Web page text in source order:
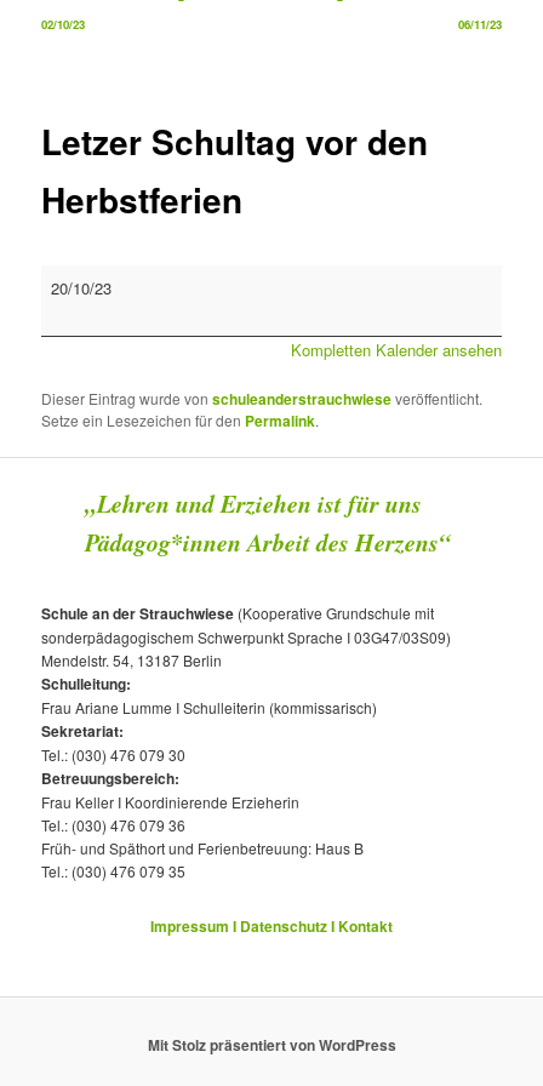
02/10/23 06/11/23
Letzer Schultag vor den
Herbstferien
Schultag
20/10/23
Kompletten Kalender ansehen
Dieser Eintrag wurde vonschuleanderstrauchwieseveröffentlicht.
Setze ein Lesezeichen für den Permalink.
„Lehren und Erziehen ist für uns
Pädagog*innen Arbeit des Herzens“
Schule an der Strauchwiese (Kooperative Grundschule mit
sonderpädagogischem Schwerpunkt Sprache I 03G47/03S09)
Mendelstr. 54, 13187 Berlin
Schulleitung:
Frau Ariane Lumme I Schulleiterin (kommissarisch)
Sekretariat:
Tel.: (030) 476 079 30
Betreuungsbereich:
Frau Keller I Koordinierende Erzieherin
Tel.: (030) 476 079 36
Früh- und Späthort und Ferienbetreuung: Haus B
Tel.: (030) 476 079 35
Impressum I Datenschutz I Kontakt
Mit Stolz präsentiert von WordPress